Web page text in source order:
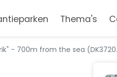
Thema's
- 700m from the sea